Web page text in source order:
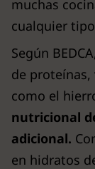
muchas
cualquier
Según
de
como el
nutricional
adicional.
en hidratos